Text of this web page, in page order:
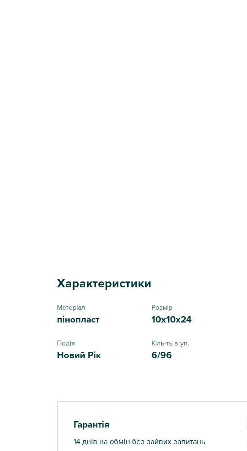
Характеристики
Матеріал
пінопласт
Розмір
10x10x24
Подія
Новий Рік
Кіль-ть в уп.
6/96
Гарантія
14 днів на обмін без зайвих запитань